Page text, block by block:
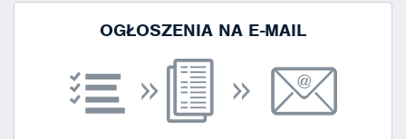
OGŁOSZENIA NA E-MAIL